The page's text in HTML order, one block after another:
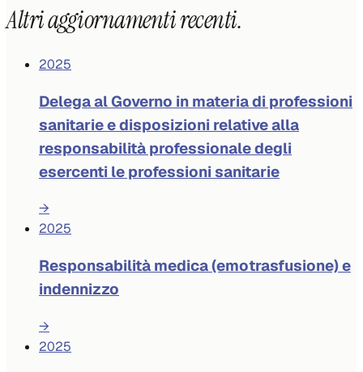
Altri aggiornamenti recenti.
2025
Delega al Governo in materia di professioni
sanitarie e disposizioni relative alla
responsabilità professionale degli
esercenti le professioni sanitarie
→
2025
Responsabilità medica (emotrasfusione) e
indennizzo
→
2025